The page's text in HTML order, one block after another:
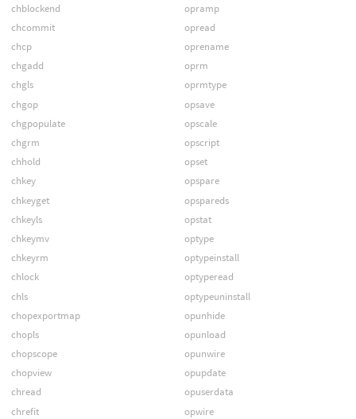
chblockend
chcommit
chcp
chgadd
chgls
chgop
chgpopulate
chgrm
chhold
chkey
chkeyget
chkeyls
chkeymv
chkeyrm
chlock
chls
chopexportmap
chopls
chopscope
chopview
chread
chrefit
opramp
opread
oprename
oprm
oprmtype
opsave
opscale
opscript
opset
opspare
opspareds
opstat
optype
optypeinstall
optyperead
optypeuninstall
opunhide
opunload
opunwire
opupdate
opuserdata
opwire